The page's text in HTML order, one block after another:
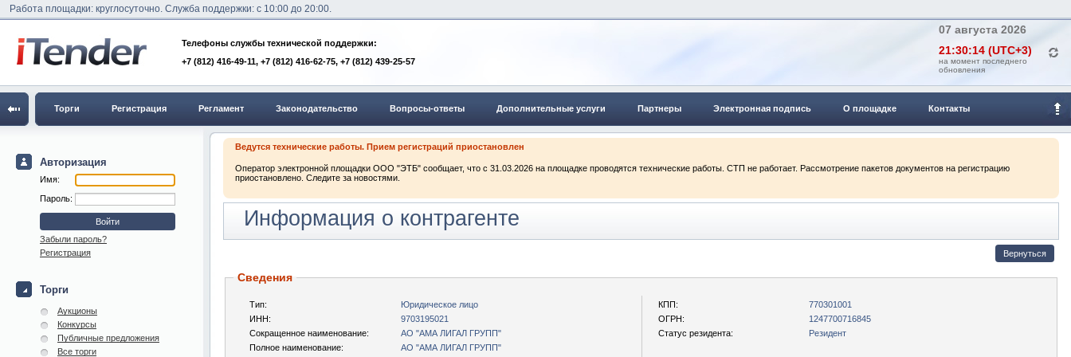
07 августа 2026
21:30:14 (UTC+3)
на момент последнего
обновления
Работа площадки: круглосуточно. Служба поддержки: с 10:00 до 20:00.
Телефоны службы технической поддержки:
+7 (812) 416-49-11, +7 (812) 416-62-75, +7 (812) 439-25-57
Торги Регистрация Регламент Законодательство Вопросы-ответы Дополнительные услуги Партнеры Электронная подпись О площадке Контакты
Авторизация
Имя:
Пароль:
Забыли пароль?
Регистрация
Торги
Аукционы
Конкурсы
Публичные предложения
Все торги
Ведутся технические работы. Прием регистраций приостановлен
Оператор электронной площадки ООО "ЭТБ" сообщает, что с 31.03.2026 на площадке проводятся технические работы. СТП не работает. Рассмотрение пакетов документов на регистрацию
приостановлено. Следите за новостями.
Информация о контрагенте
Сведения
Тип: Юридическое лицо КПП:
770301001
ИНН:
9703195021 ОГРН:
1247700716845
Сокращенное наименование:
АО "АМА ЛИГАЛ ГРУПП" Статус резидента:
Резидент
Полное наименование:
АО "АМА ЛИГАЛ ГРУПП"